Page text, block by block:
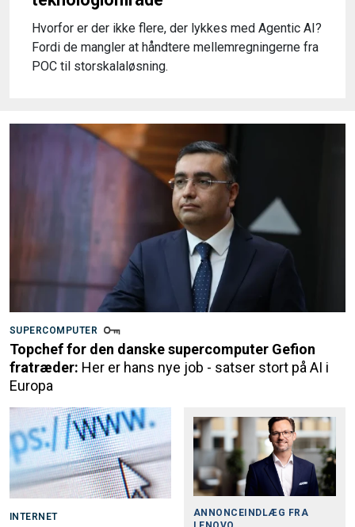
Hvorfor er der ikke flere, der lykkes med Agentic AI?
Fordi de mangler at håndtere mellemregningerne fra
POC til storskalaløsning.
SUPERCOMPUTER
Topchef for den danske supercomputer Gefion
fratræder: Her er hans nye job - satser stort på AI i
Europa
INTERNET
ANNONCEINDLÆG FRA